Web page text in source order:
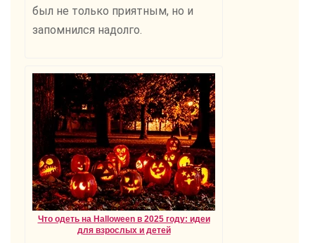
был не только приятным, но и
запомнился надолго.
Что одеть на Halloween в 2025 году: идеи
для взрослых и детей